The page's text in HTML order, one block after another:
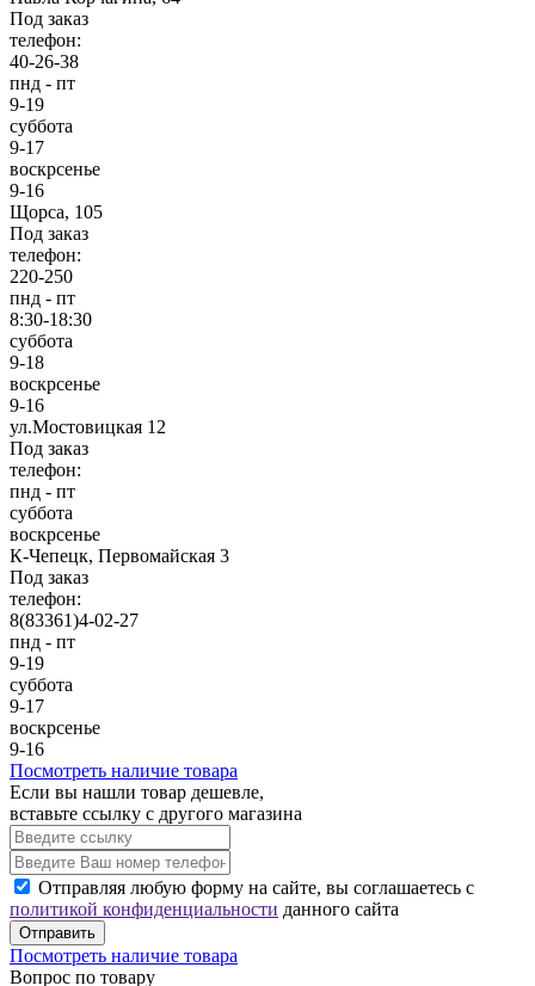
Под заказ
телефон:
40-26-38
пнд - пт
9-19
суббота
9-17
воскрсенье
9-16
Щорса, 105
Под заказ
телефон:
220-250
пнд - пт
8:30-18:30
суббота
9-18
воскрсенье
9-16
ул.Мостовицкая 12
Под заказ
телефон:
пнд - пт
суббота
воскрсенье
К-Чепецк, Первомайская 3
Под заказ
телефон:
8(83361)4-02-27
пнд - пт
9-19
суббота
9-17
воскрсенье
9-16
Посмотреть наличие товара
Если вы нашли товар дешевле,
вставьте ссылку с другого магазина
Отправляя любую форму на сайте, вы соглашаетесь с
политикой конфиденциальности данного сайта
Отправить
Посмотреть наличие товара
Вопрос по товару